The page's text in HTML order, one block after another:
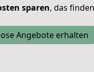
sparen, das
Angebote erhalten